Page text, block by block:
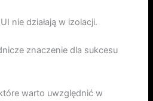
nie działają w izolacji.
znaczenie dla sukcesu
warto uwzględnić w